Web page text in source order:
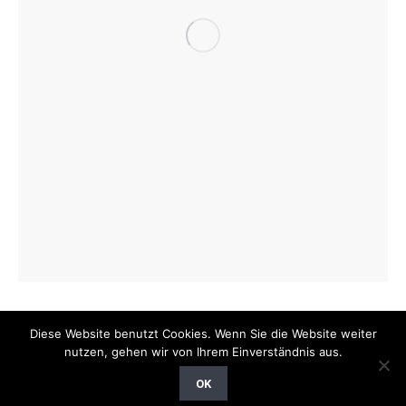
abheben! Dream-Theme — trulypremium WordPress themes
Diese Website benutzt Cookies. Wenn Sie die Website weiter
nutzen, gehen wir von Ihrem Einverständnis aus.
OK